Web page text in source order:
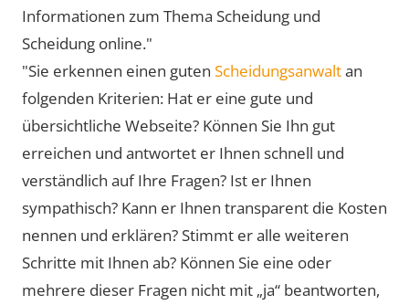
Informationen zum Thema Scheidung und
Scheidung online."
"Sie erkennen einen guten Scheidungsanwaltan
folgenden Kriterien: Hat er eine gute und
übersichtliche Webseite? Können Sie Ihn gut
erreichen und antwortet er Ihnen schnell und
verständlich auf Ihre Fragen? Ist er Ihnen
sympathisch? Kann er Ihnen transparent die Kosten
nennen und erklären? Stimmt er alle weiteren
Schritte mit Ihnen ab? Können Sie eine oder
mehrere dieser Fragen nicht mit „ja“ beantworten,